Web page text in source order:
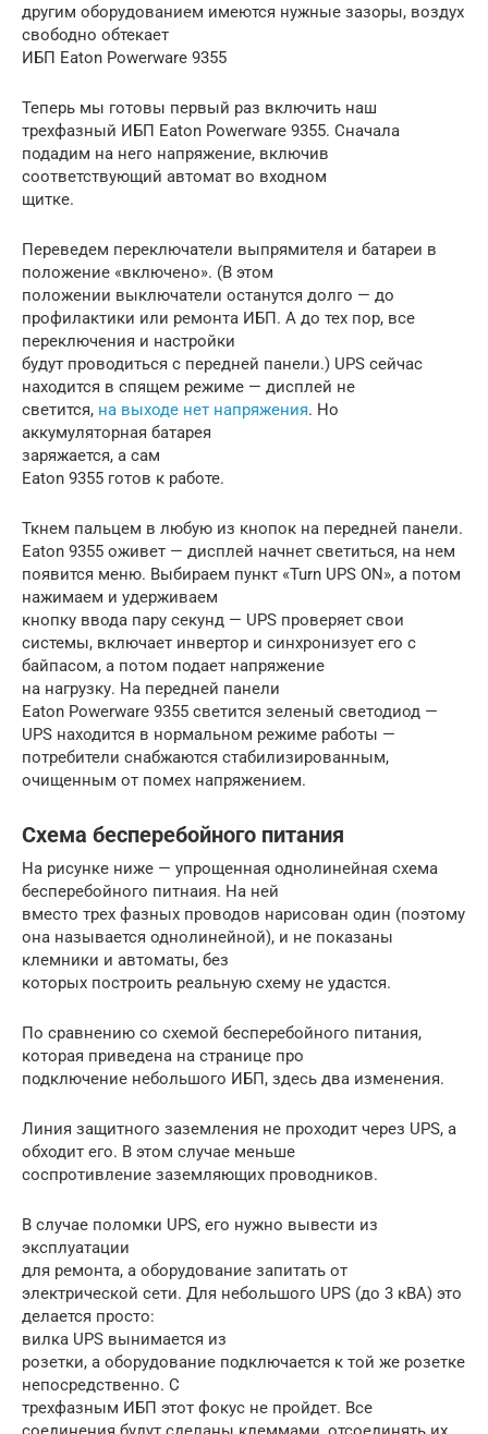
другим оборудованием имеются нужные зазоры, воздух
свободно обтекает
ИБП Eaton Powerware 9355
Теперь мы готовы первый раз включить наш
трехфазный ИБП Eaton Powerware 9355. Сначала
подадим на него напряжение, включив
соответствующий автомат во входном
щитке.
Переведем переключатели выпрямителя и батареи в
положение «включено». (В этом
положении выключатели останутся долго — до
профилактики или ремонта ИБП. А до тех пор, все
переключения и настройки
будут проводиться с передней панели.) UPS сейчас
находится в спящем режиме — дисплей не
светится, на выходе нет напряжения. Но
аккумуляторная батарея
заряжается, а сам
Eaton 9355 готов к работе.
Ткнем пальцем в любую из кнопок на передней панели.
Eaton 9355 оживет — дисплей начнет светиться, на нем
появится меню. Выбираем пункт «Turn UPS ON», а потом
нажимаем и удерживаем
кнопку ввода пару секунд — UPS проверяет свои
системы, включает инвертор и синхронизует его с
байпасом, а потом подает напряжение
на нагрузку. На передней панели
Eaton Powerware 9355 светится зеленый светодиод —
UPS находится в нормальном режиме работы —
потребители снабжаются стабилизированным,
очищенным от помех напряжением.
Схема бесперебойного питания
На рисунке ниже — упрощенная однолинейная схема
бесперебойного питнаия. На ней
вместо трех фазных проводов нарисован один (поэтому
она называется однолинейной), и не показаны
клемники и автоматы, без
которых построить реальную схему не удастся.
По сравнению со схемой бесперебойного питания,
которая приведена на странице про
подключение небольшого ИБП, здесь два изменения.
Линия защитного заземления не проходит через UPS, а
обходит его. В этом случае меньше
соспротивление заземляющих проводников.
В случае поломки UPS, его нужно вывести из
эксплуатации
для ремонта, а оборудование запитать от
электрической сети. Для небольшого UPS (до 3 кВА) это
делается просто:
вилка UPS вынимается из
розетки, а оборудование подключается к той же розетке
непосредственно. С
трехфазным ИБП этот фокус не пройдет. Все